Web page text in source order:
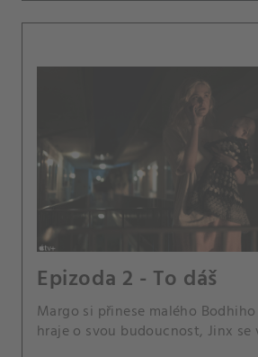
Epizoda 2 - To dáš
Margo si přinese malého
hraje o svou budoucnost, Jinx se